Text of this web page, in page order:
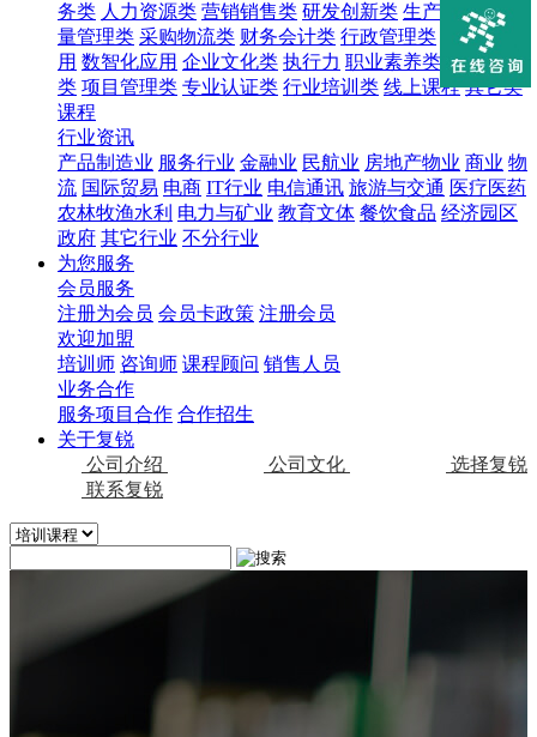
务类 人力资源类 营销销售类 研发创新类 生产管理类 质
量管理类 采购物流类 财务会计类 行政管理类
AI技术应
用 数智化应用 企业文化类 执行力 职业素养类 通用技能
类 项目管理类 专业认证类 行业培训类 线上课程 其它类
课程
行业资讯
产品制造业 服务行业 金融业 民航业 房地产物业 商业 物
流 国际贸易 电商 IT行业 电信通讯 旅游与交通 医疗医药
农林牧渔水利 电力与矿业 教育文体 餐饮食品 经济园区
政府 其它行业 不分行业
为您服务
会员服务
注册为会员 会员卡政策 注册会员
欢迎加盟
培训师 咨询师 课程顾问 销售人员
业务合作
服务项目合作 合作招生
关于复锐
公司介绍
公司文化
选择复锐
联系复锐